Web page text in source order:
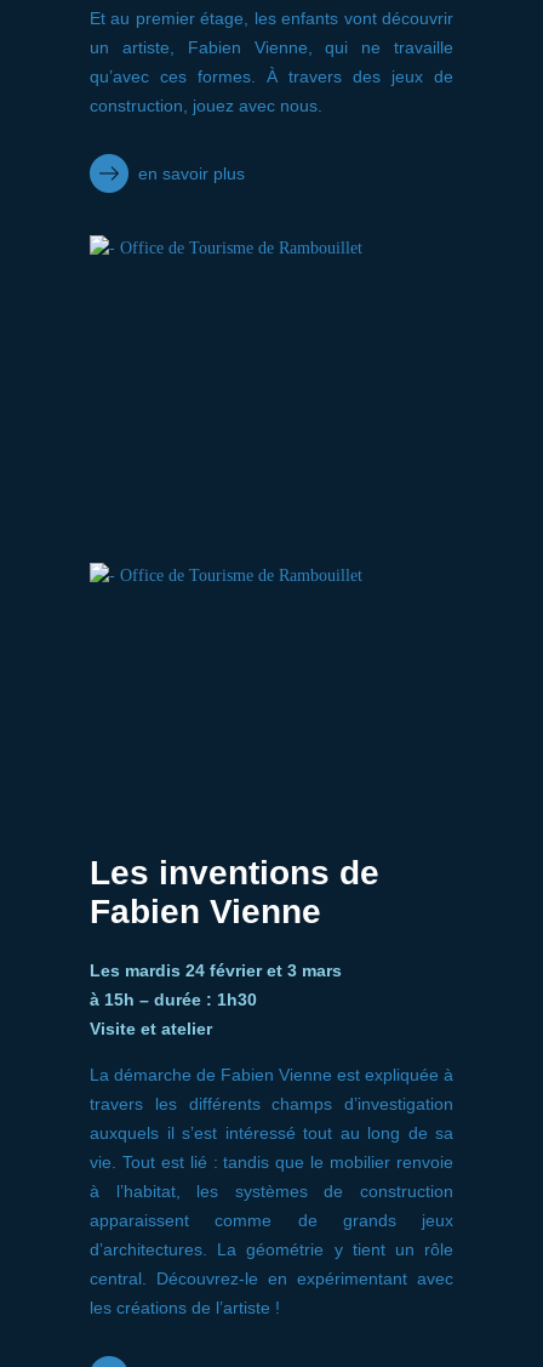
Et au premier étage, les enfants vont découvrir
un artiste, Fabien Vienne, qui ne travaille
qu’avec ces formes. À travers des jeux de
construction, jouez avec nous.
en savoir plus
Les inventions de
Fabien Vienne
Les mardis 24 février et 3 mars
à 15h – durée : 1h30
Visite et atelier
La démarche de Fabien Vienne est expliquée à
travers les différents champs d’investigation
auxquels il s’est intéressé tout au long de sa
vie. Tout est lié : tandis que le mobilier renvoie
à l’habitat, les systèmes de construction
apparaissent comme de grands jeux
d’architectures. La géométrie y tient un rôle
central. Découvrez-le en expérimentant avec
les créations de l’artiste !